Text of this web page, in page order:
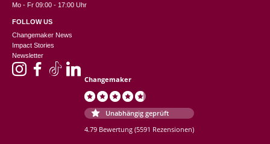
Mo - Fr 09:00 - 17:00 Uhr
FOLLOW US
Changemaker News
Impact Stories
Newsletter
Changemaker
Unabhängig geprüft
4.79 Bewertung (5591 Rezensionen)